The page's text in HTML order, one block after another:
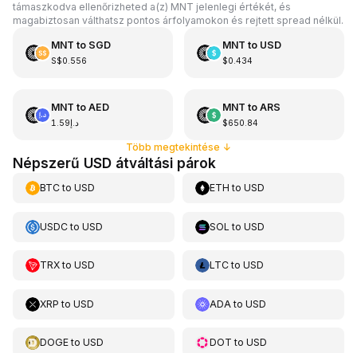
támaszkodva ellenőrizheted a(z) MNT jelenlegi értékét, és
magabiztosan válthatsz pontos árfolyamokon és rejtett spread nélkül.
MNT to SGD
S$0.556
MNT to USD
$0.434
MNT to AED
د.إ1.59
MNT to ARS
$650.84
Több megtekintése ↓
Népszerű USD átváltási párok
BTCto USD ETH toUSD
USDCto USD SOL toUSD
TRXto USD LTCtoUSD
XRP to USD ADA toUSD
DOGEto USD DOT toUSD